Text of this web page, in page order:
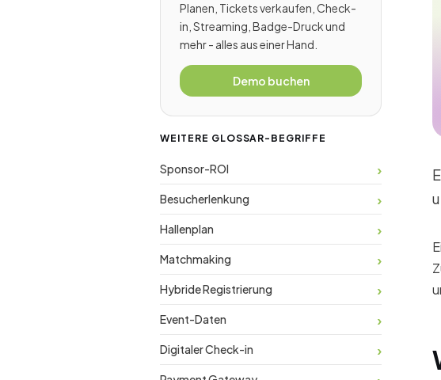
Planen, Tickets verkaufen, Check-
in, Streaming, Badge-Druck und
mehr - alles aus einer Hand.
Demo buchen
WEITERE GLOSSAR-BEGRIFFE
Sponsor-ROI
Besucherlenkung
Hallenplan
Matchmaking
Hybride Registrierung
Event-Daten
Digitaler Check-in